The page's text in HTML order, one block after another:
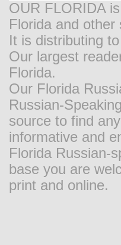
OUR FLORIDA
Florida and other
It is distributing
Our largest
Florida.
Our Florida
Russian-
source to find
informative and
Florida Russian-
base you are
print and online.